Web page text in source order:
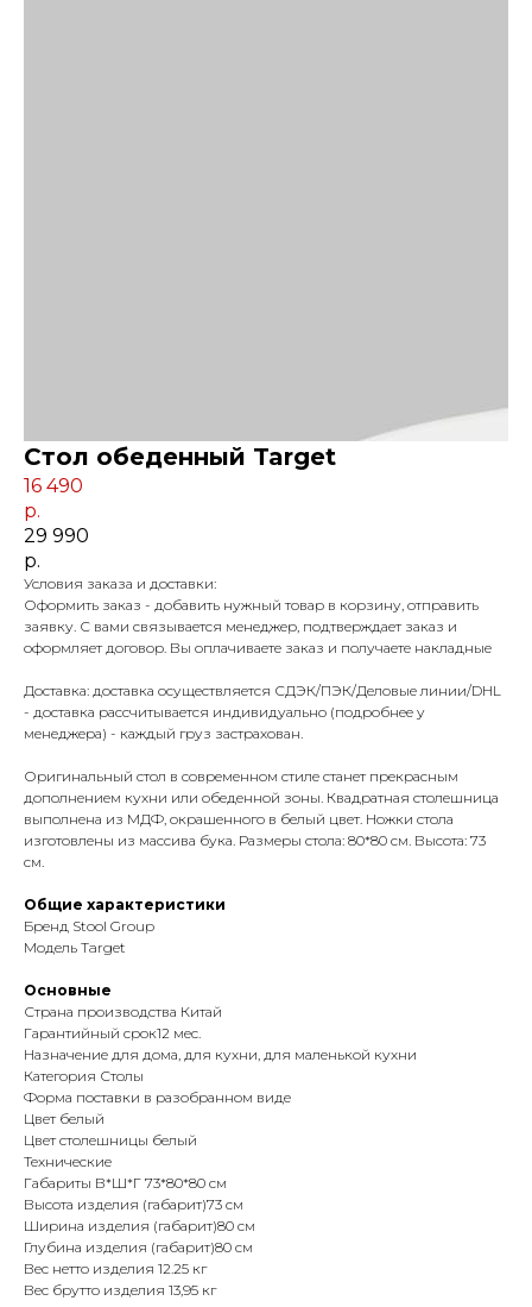
Стол обеденный Target
16 490
р.
29 990
р.
Условия заказа и доставки:
Оформить заказ - добавить нужный товар в корзину, отправить
заявку. С вами связывается менеджер, подтверждает заказ и
оформляет договор. Вы оплачиваете заказ и получаете накладные
Доставка: доставка осуществляется СДЭК/ПЭК/Деловые линии/DHL
- доставка рассчитывается индивидуально (подробнее у
менеджера) - каждый груз застрахован.
Оригинальный стол в современном стиле станет прекрасным
дополнением кухни или обеденной зоны. Квадратная столешница
выполнена из МДФ, окрашенного в белый цвет. Ножки стола
изготовлены из массива бука. Размеры стола: 80*80 см. Высота: 73
см.
Общие характеристики
Бренд Stool Group
Модель Target
Основные
Страна производства Китай
Гарантийный срок12 мес.
Назначение для дома, для кухни, для маленькой кухни
Категория Столы
Форма поставки в разобранном виде
Цвет белый
Цвет столешницы белый
Технические
Габариты В*Ш*Г 73*80*80 см
Высота изделия (габарит)73 см
Ширина изделия (габарит)80 см
Глубина изделия (габарит)80 см
Вес нетто изделия 12.25 кг
Вес брутто изделия 13,95 кг